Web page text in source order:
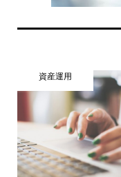
資産運用